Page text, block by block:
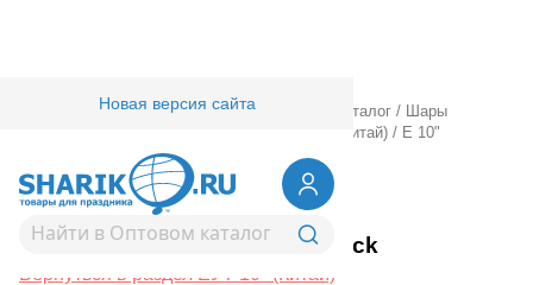
Новая версия сайта
Товары для праздника/ Оптовый каталог /
Шары
ЕУТ 10" (Китай) / Е 10"
1102-1572Е 10" Металлик Black
Вернуться в раздел ЕУТ 10" (Китай)